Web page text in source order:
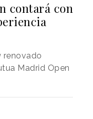
contará con
renovado
Madrid Open